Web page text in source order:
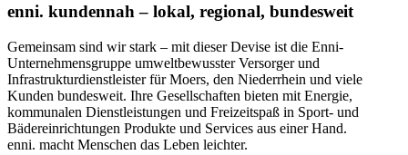
enni. kundennah – lokal, regional, bundesweit
Gemeinsam sind wir stark – mit dieser Devise ist die Enni-
Unternehmensgruppe umweltbewusster Versorger und
Infrastrukturdienstleister für Moers, den Niederrhein und viele
Kunden bundesweit. Ihre Gesellschaften bieten mit Energie,
kommunalen Dienstleistungen und Freizeitspaß in Sport- und
Bädereinrichtungen Produkte und Services aus einer Hand.
enni. macht Menschen das Leben leichter.